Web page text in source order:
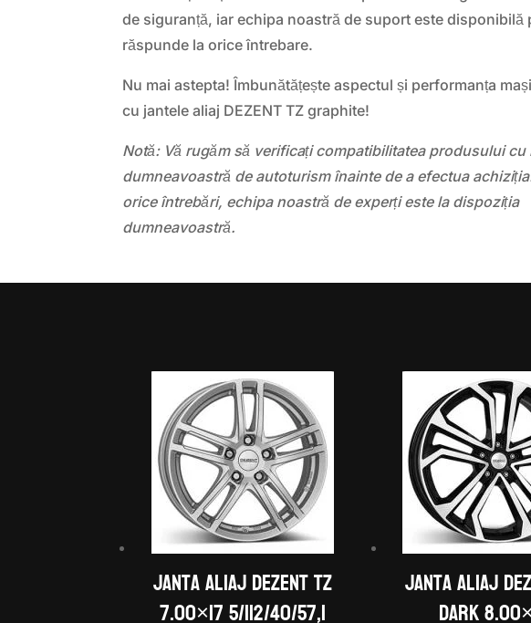
de siguranță, iar echipa noastră de suport este disponibilă
răspunde la orice întrebare.
Nu mai astepta! Îmbunătățește aspectul și performanța
cu jantele aliaj DEZENT TZ graphite!
Notă: Vă rugăm să verificați compatibilitatea produsului cu
dumneavoastră de autoturism înainte de a efectua
orice întrebări, echipa noastră de experți este la dispoziția
dumneavoastră.
Janta aliaj DEZENT TZ
7.00×17 5/112/40/57,1
Janta aliaj
dark